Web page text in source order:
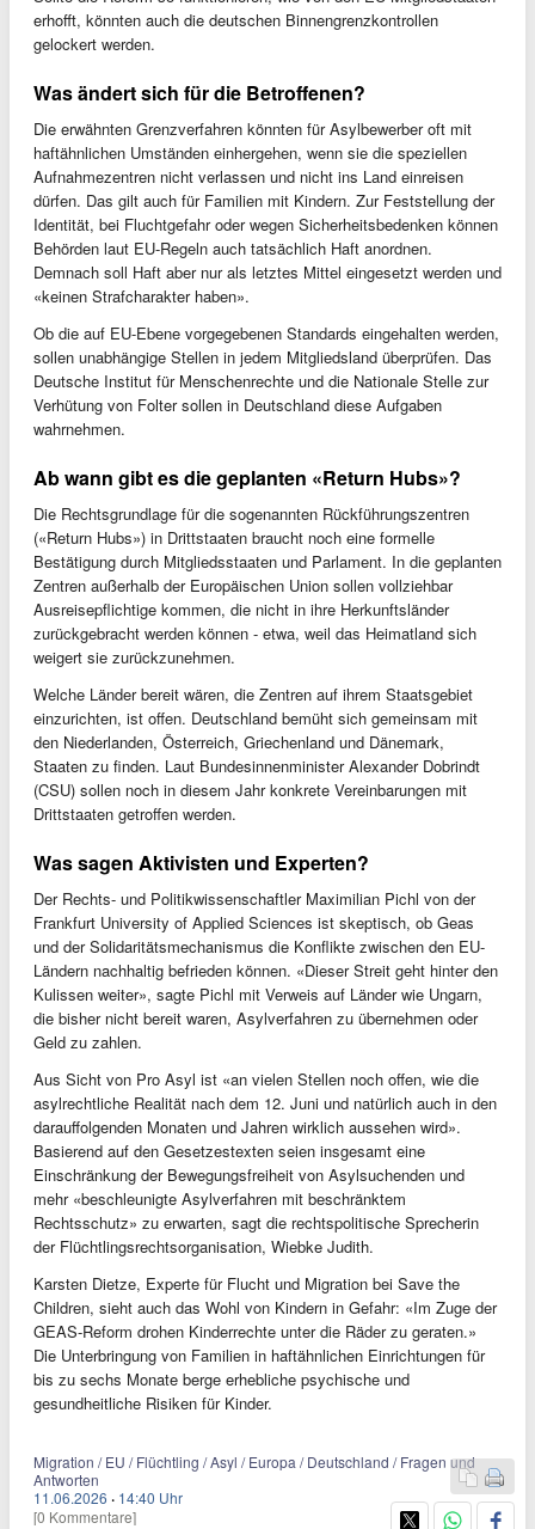
erhofft, könnten auch die deutschen Binnengrenzkontrollen
gelockert werden.
Was ändert sich für die Betroffenen?
Die erwähnten Grenzverfahren könnten für Asylbewerber oft mit
haftähnlichen Umständen einhergehen, wenn sie die speziellen
Aufnahmezentren nicht verlassen und nicht ins Land einreisen
dürfen. Das gilt auch für Familien mit Kindern. Zur Feststellung der
Identität, bei Fluchtgefahr oder wegen Sicherheitsbedenken können
Behörden laut EU-Regeln auch tatsächlich Haft anordnen.
Demnach soll Haft aber nur als letztes Mittel eingesetzt werden und
«keinen Strafcharakter haben».
Ob die auf EU-Ebene vorgegebenen Standards eingehalten werden,
sollen unabhängige Stellen in jedem Mitgliedsland überprüfen. Das
Deutsche Institut für Menschenrechte und die Nationale Stelle zur
Verhütung von Folter sollen in Deutschland diese Aufgaben
wahrnehmen.
Ab wann gibt es die geplanten «Return Hubs»?
Die Rechtsgrundlage für die sogenannten Rückführungszentren
(«Return Hubs») in Drittstaaten braucht noch eine formelle
Bestätigung durch Mitgliedsstaaten und Parlament. In die geplanten
Zentren außerhalb der Europäischen Union sollen vollziehbar
Ausreisepflichtige kommen, die nicht in ihre Herkunftsländer
zurückgebracht werden können - etwa, weil das Heimatland sich
weigert sie zurückzunehmen.
Welche Länder bereit wären, die Zentren auf ihrem Staatsgebiet
einzurichten, ist offen. Deutschland bemüht sich gemeinsam mit
den Niederlanden, Österreich, Griechenland und Dänemark,
Staaten zu finden. Laut Bundesinnenminister Alexander Dobrindt
(CSU) sollen noch in diesem Jahr konkrete Vereinbarungen mit
Drittstaaten getroffen werden.
Was sagen Aktivisten und Experten?
Der Rechts- und Politikwissenschaftler Maximilian Pichl von der
Frankfurt University of Applied Sciences ist skeptisch, ob Geas
und der Solidaritätsmechanismus die Konflikte zwischen den EU-
Ländern nachhaltig befrieden können. «Dieser Streit geht hinter den
Kulissen weiter», sagte Pichl mit Verweis auf Länder wie Ungarn,
die bisher nicht bereit waren, Asylverfahren zu übernehmen oder
Geld zu zahlen.
Aus Sicht von Pro Asyl ist «an vielen Stellen noch offen, wie die
asylrechtliche Realität nach dem 12. Juni und natürlich auch in den
darauffolgenden Monaten und Jahren wirklich aussehen wird».
Basierend auf den Gesetzestexten seien insgesamt eine
Einschränkung der Bewegungsfreiheit von Asylsuchenden und
mehr «beschleunigte Asylverfahren mit beschränktem
Rechtsschutz» zu erwarten, sagt die rechtspolitische Sprecherin
der Flüchtlingsrechtsorganisation, Wiebke Judith.
Karsten Dietze, Experte für Flucht und Migration bei Save the
Children, sieht auch das Wohl von Kindern in Gefahr: «Im Zuge der
GEAS‑Reform drohen Kinderrechte unter die Räder zu geraten.»
Die Unterbringung von Familien in haftähnlichen Einrichtungen für
bis zu sechs Monate berge erhebliche psychische und
gesundheitliche Risiken für Kinder.
Migration / EU / Flüchtling / Asyl / Europa / Deutschland / Fragen und
Antworten
11.06.2026 · 14:40 Uhr
[0 Kommentare]